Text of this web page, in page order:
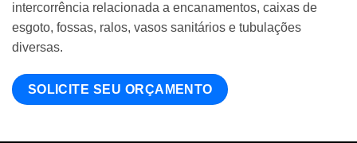
intercorrência relacionada a encanamentos, caixas de
esgoto, fossas, ralos, vasos sanitários e tubulações
diversas.
SOLICITE SEU ORÇAMENTO